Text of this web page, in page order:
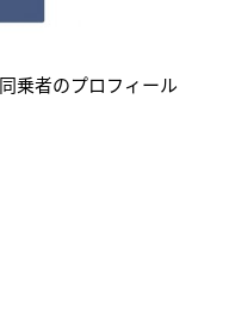
乗者のプロフィール